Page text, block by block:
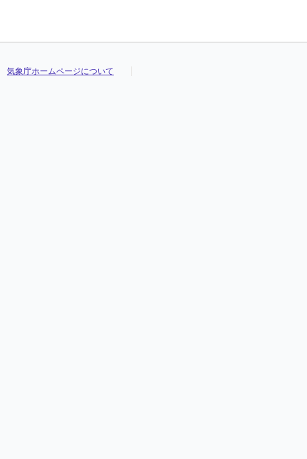
気象庁ホームページについて